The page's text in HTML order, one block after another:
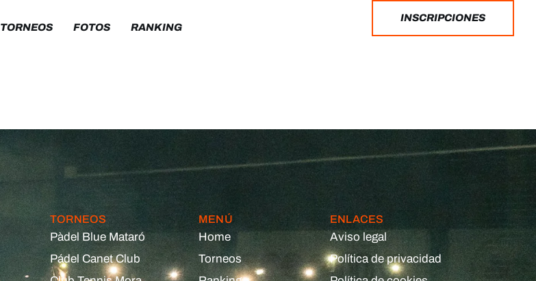
TORNEOS FOTOS RANKING
INSCRIPCIONES
TORNEOS
Pàdel Blue Mataró
Pádel Canet Club
MENÚ
Home
Torneos
ENLACES
Aviso legal
Política de privacidad